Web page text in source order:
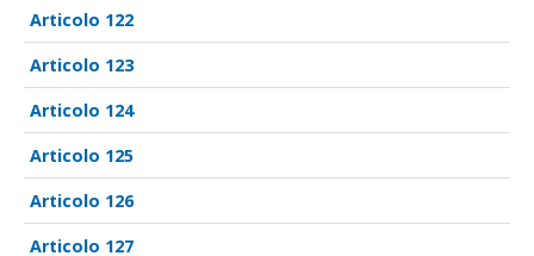
122
123
124
125
126
127